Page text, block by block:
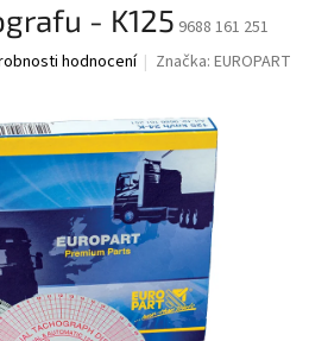
- K125 9688 161 251
hodnocení Značka:EUROPART